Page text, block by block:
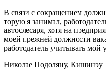
В связи с сокращением
торую я занимал,
автослесаря, хотя на
моей прежней должности
работодатель учитывать мой
Николае Подоляну, Кишинэу